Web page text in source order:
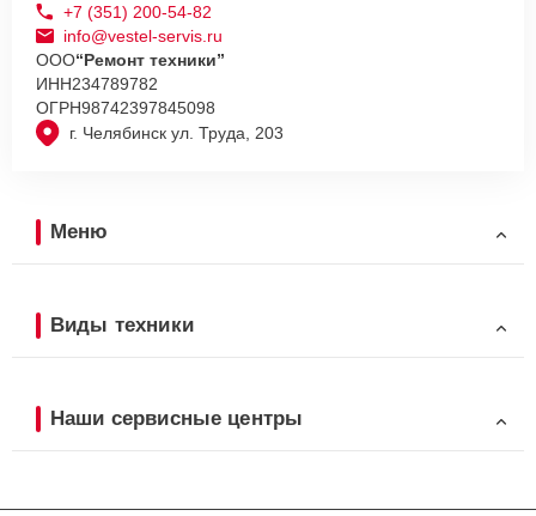
г. Челябинск ул. Труда, 203
+7 (351) 200-54-82
info@vestel-servis.ru
ООО“Ремонт техники”
ИНН234789782
ОГРН98742397845098
Меню
Виды техники
Наши сервисные центры